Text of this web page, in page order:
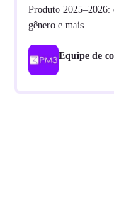
Produto 2025–2026:
gênero e mais
Equipe de